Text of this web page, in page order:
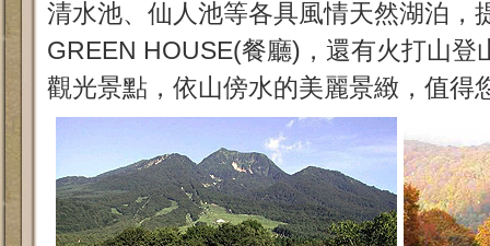
清水池、仙人池等各具風情天然湖泊，
GREEN HOUSE(餐廳)，還有火打山登
觀光景點，依山傍水的美麗景緻，值得